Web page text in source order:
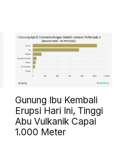
Gunung Ibu Kembali
Erupsi Hari Ini, Tinggi
Abu Vulkanik Capai
1.000 Meter